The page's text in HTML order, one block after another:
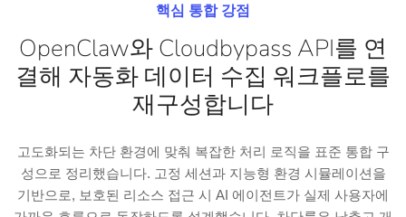
핵심 통합 강점
OpenClaw와 Cloudbypass API를 연
결해 자동화 데이터 수집 워크플로를
재구성합니다
고도화되는 차단 환경에 맞춰 복잡한 처리 로직을 표준 통합 구
성으로 정리했습니다. 고정 세션과 지능형 환경 시뮬레이션을
기반으로, 보호된 리소스 접근 시 AI 에이전트가 실제 사용자에